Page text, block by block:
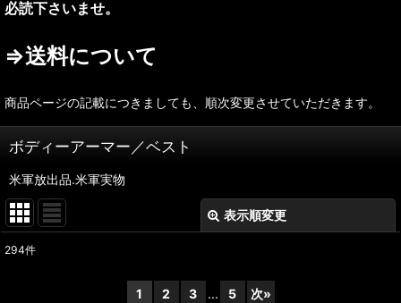
必読下さいませ。
⇒送料について
商品ページの記載につきましても、順次変更させていただきます。
ボディーアーマー／ベスト
米軍放出品.米軍実物
表示順変更
294件
1 2 3 ... 5 次»